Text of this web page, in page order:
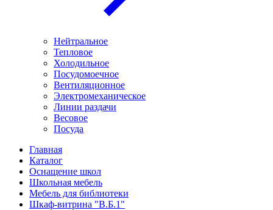
Нейтральное
Тепловое
Холодильное
Посудомоечное
Вентиляционное
Электромеханическое
Линии раздачи
Весовое
Посуда
Главная
Каталог
Оснащение школ
Школьная мебель
Мебель для библиотеки
Шкаф-витрина "В.Б.1"